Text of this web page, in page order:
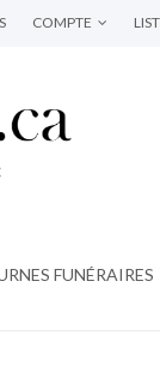
COMPTE
FUNÉRAIRES